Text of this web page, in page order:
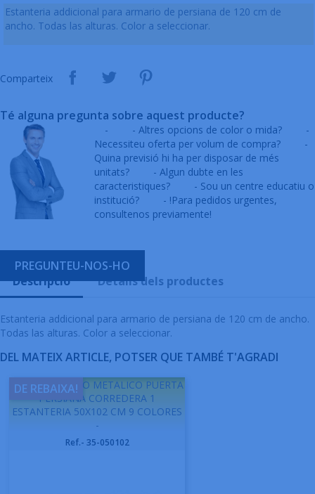
Estanteria addicional para armario de persiana de 120 cm de
ancho. Todas las alturas. Color a seleccionar.
Comparteix
Té alguna pregunta sobre aquest producte?
- - Altres opcions de color o mida?
-
Necessiteu oferta per volum de compra?
-
Quina previsió hi ha per disposar de més
unitats?
- Algun dubte en les
caracteristiques?
- Sou un centre educatiu o
institució?
- !Para pedidos urgentes,
consultenos previamente!
PREGUNTEU-NOS-HO
Descripció
Detalls dels productes
Estanteria addicional para armario de persiana de 120 cm de ancho.
Todas las alturas. Color a seleccionar.
DEL MATEIX ARTICLE, POTSER QUE TAMBÉ T'AGRADI
GAPSA ARMARIO METALICO PUERTA
PERSIANA CORREDERA 1
ESTANTERIA 50X102 CM 9 COLORES
-
Ref.- 35-050102
DE REBAIXA!